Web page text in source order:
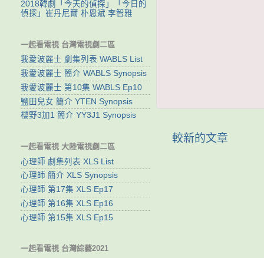
較新的文章
2018韓劇「今天的偵探」「今日的
偵探」崔丹尼爾 朴恩斌 李智雅
一起看電視 台灣電視劇二區
我愛波麗士 劇集列表 WABLS List
我愛波麗士 簡介 WABLS Synopsis
我愛波麗士 第10集 WABLS Ep10
鹽田兒女 簡介 YTEN Synopsis
櫻野3加1 簡介 YY3J1 Synopsis
一起看電視 大陸電視劇二區
心理師 劇集列表 XLS List
心理師 簡介 XLS Synopsis
心理師 第17集 XLS Ep17
心理師 第16集 XLS Ep16
心理師 第15集 XLS Ep15
一起看電視 台灣綜藝2021